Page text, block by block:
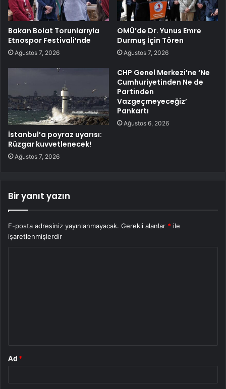
Bakan Bolat Torunlarıyla
Etnospor Festivali’nde
Ağustos 7, 2026
OMÜ’de Dr. Yunus Emre
Durmuş İçin Tören
Ağustos 7, 2026
İstanbul’a poyraz uyarısı:
Rüzgar kuvvetlenecek!
Ağustos 7, 2026
CHP Genel Merkezi’ne ‘Ne
Cumhuriyetinden Ne de
Partinden
Vazgeçmeyeceğiz’
Pankartı
Ağustos 6, 2026
Bir yanıt yazın
E-posta adresiniz yayınlanmayacak. Gerekli alanlar * ile
işaretlenmişlerdir
Ad *